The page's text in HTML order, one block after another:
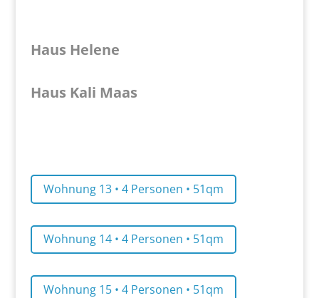
Haus Helene
Haus Kali Maas
Wohnung 13 • 4 Personen • 51qm
Wohnung 14 • 4 Personen • 51qm
Wohnung 15 • 4 Personen • 51qm